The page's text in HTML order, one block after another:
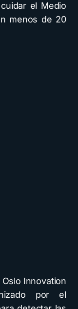
el Medio
menos de 20
Oslo Innovation
por el